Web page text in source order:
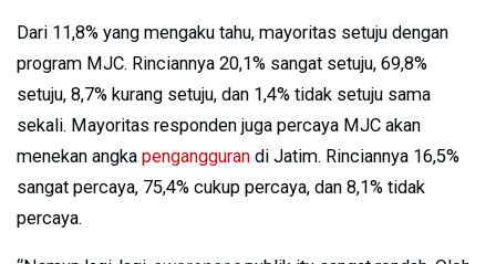
Dari 11,8% yang mengaku tahu, mayoritas setuju dengan
program MJC. Rinciannya 20,1% sangat setuju, 69,8%
setuju, 8,7% kurang setuju, dan 1,4% tidak setuju sama
sekali. Mayoritas responden juga percaya MJC akan
menekan angka pengangguran di Jatim. Rinciannya 16,5%
sangat percaya, 75,4% cukup percaya, dan 8,1% tidak
percaya.